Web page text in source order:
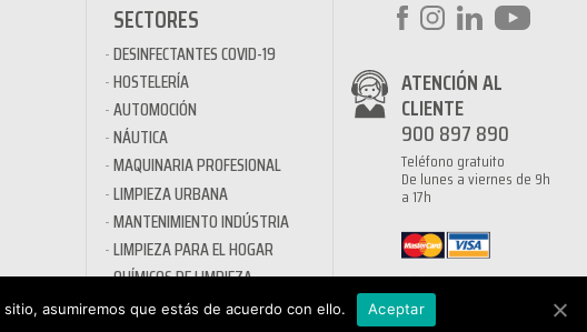
SECTORES
DESINFECTANTES COVID-19
HOSTELERÍA
AUTOMOCIÓN
NÁUTICA
MAQUINARIA PROFESIONAL
LIMPIEZA URBANA
MANTENIMIENTO INDÚSTRIA
LIMPIEZA PARA EL HOGAR
QUÍMICOS DE LIMPIEZA
ECOLÓGICOS
ATENCIÓN AL
CLIENTE
900 897 890
Teléfono gratuito
De lunes a viernes de 9h
a 17h
asumiremos que estás de acuerdo con ello. Aceptar